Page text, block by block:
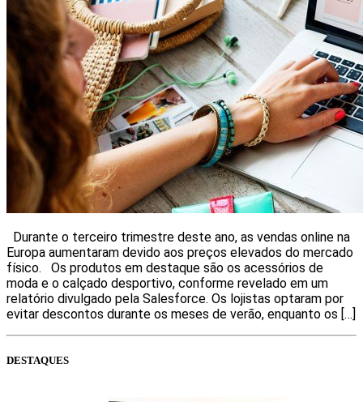
Durante o terceiro trimestre deste ano, as vendas online na
Europa aumentaram devido aos preços elevados do mercado
físico. Os produtos em destaque são os acessórios de
moda e o calçado desportivo, conforme revelado em um
relatório divulgado pela Salesforce. Os lojistas optaram por
evitar descontos durante os meses de verão, enquanto os […]
DESTAQUES